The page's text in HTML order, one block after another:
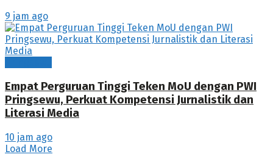
9 jam ago
Empat Perguruan Tinggi Teken MoU dengan PWI
Pringsewu, Perkuat Kompetensi Jurnalistik dan
Literasi Media
10 jam ago
Load More